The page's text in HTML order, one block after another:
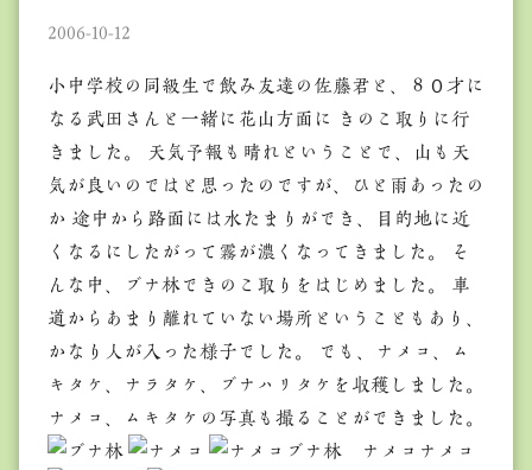
2006-10-12
小中学校の同級生で飲み友達の佐藤君と、８０才に
なる武田さんと一緒に花山方面に きのこ取りに行
きました。 天気予報も晴れということで、山も天
気が良いのではと思ったのですが、ひと雨あったの
か 途中から路面には水たまりができ、目的地に近
くなるにしたがって霧が濃くなってきました。 そ
んな中、ブナ林できのこ取りをはじめました。 車
道からあまり離れていない場所ということもあり、
かなり人が入った様子でした。 でも、ナメコ、ム
キタケ、ナラタケ、ブナハリタケを収穫しました。
ナメコ、ムキタケの写真も撮ることができました。
ブナ林 ナメコナメコ